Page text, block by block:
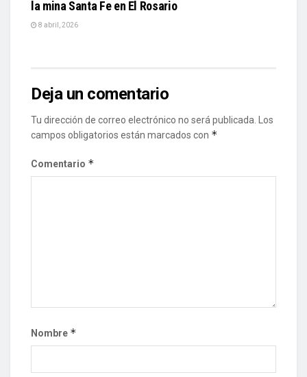
la mina Santa Fe en El Rosario
8 abril, 2026
Deja un comentario
Tu dirección de correo electrónico no será publicada. Los
campos obligatorios están marcados con *
Comentario *
Nombre *